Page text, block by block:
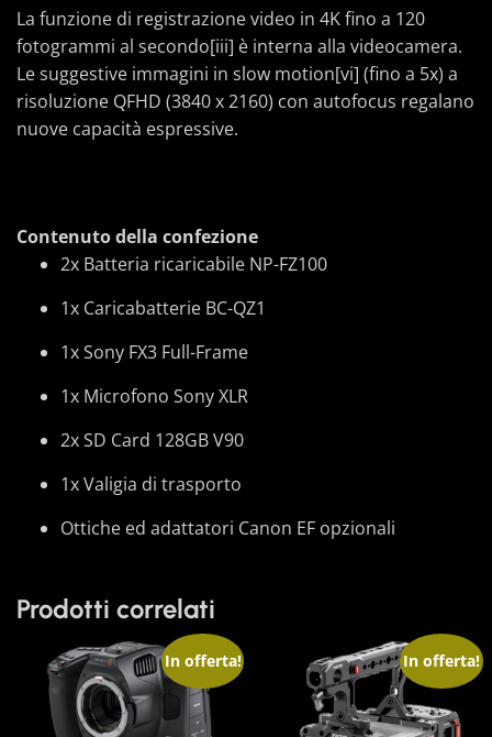
La funzione di registrazione video in 4K fino a 120
fotogrammi al secondo[iii] è interna alla videocamera.
Le suggestive immagini in slow motion[vi] (fino a 5x) a
risoluzione QFHD (3840 x 2160) con autofocus regalano
nuove capacità espressive.
Contenuto della confezione
2x Batteria ricaricabile NP-FZ100
1x Caricabatterie BC-QZ1
1x Sony FX3 Full-Frame
1x Microfono Sony XLR
2x SD Card 128GB V90
1x Valigia di trasporto
Ottiche ed adattatori Canon EF opzionali
Prodotti correlati
In offerta! In offerta!